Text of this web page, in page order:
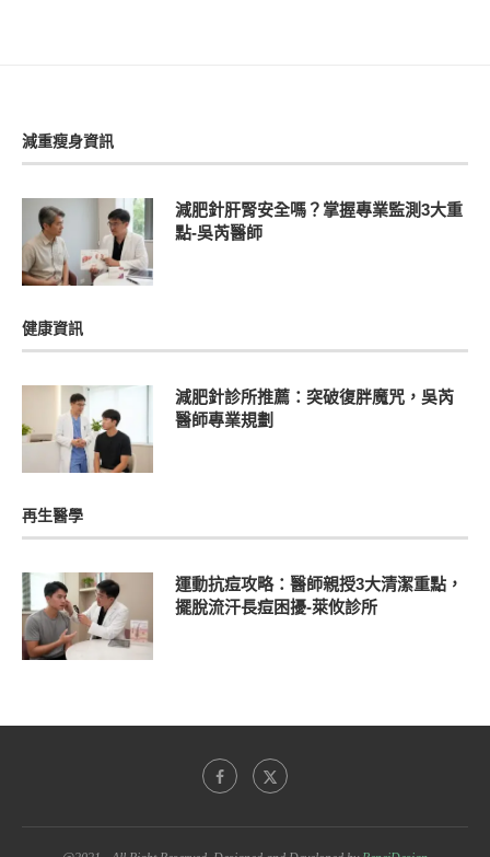
減重瘦身資訊
減肥針肝腎安全嗎？掌握專業監測3大重
點-吳芮醫師
健康資訊
減肥針診所推薦：突破復胖魔咒，吳芮
醫師專業規劃
再生醫學
運動抗痘攻略：醫師親授3大清潔重點，
擺脫流汗長痘困擾-萊攸診所